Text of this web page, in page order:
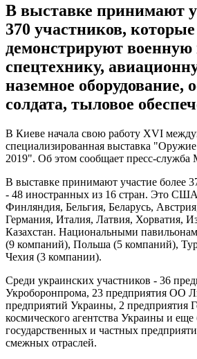
В выставке принимают
370 участников, которые
демонстрируют военную
спецтехнику,
наземное оборудование,
солдата, тыловое
В Киеве начала свою работу ХVІ
специализированная выставка "Оружие
2019". Об этом сообщает пресс-
В выставке принимают участие более
- 48 иностранных из 16 стран. Это
Финляндия, Бельгия, Беларусь,
Германия, Италия, Латвия, Хорватия,
Казахстан. Национальными
(9 компаний), Польша (5 компаний),
Чехия (3 компании).
Среди украинских участников - 36
Укроборонпрома, 23 предприятия ОО
предприятий Украины, 2 предприятия
космического агентства Украины и еще
государственных и частных
смежных отраслей.